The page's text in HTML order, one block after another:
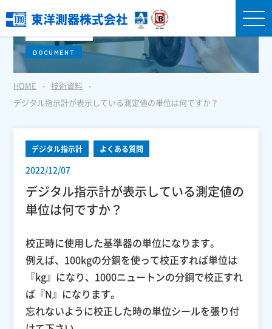
技術資料
DOCUMENT
HOME
技術資料
デジタル指示計が表示している測定値の単位は何ですか？
デジタル指示計 よくある質問
2022/12/07
デジタル指示計が表示している測定値の
単位は何ですか？
校正時に使用した基準器の単位になります。
例えば、100kgの分銅を使って校正すれば単位は
『kg』になり、1000ニュートンの分銅で校正すれ
ば『N』になります。
忘れないように校正した時の単位シールを張り付